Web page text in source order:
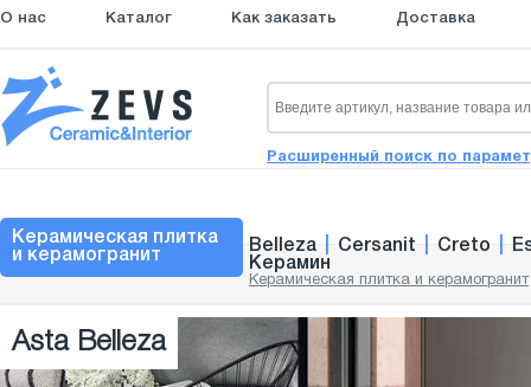
О нас Каталог Как заказать Доставка
Расширенный поиск по
Керамическая плитка
и керамогранит
Belleza Cersanit Creto
Керамин
Керамическая плитка и керамогранит
Asta Belleza